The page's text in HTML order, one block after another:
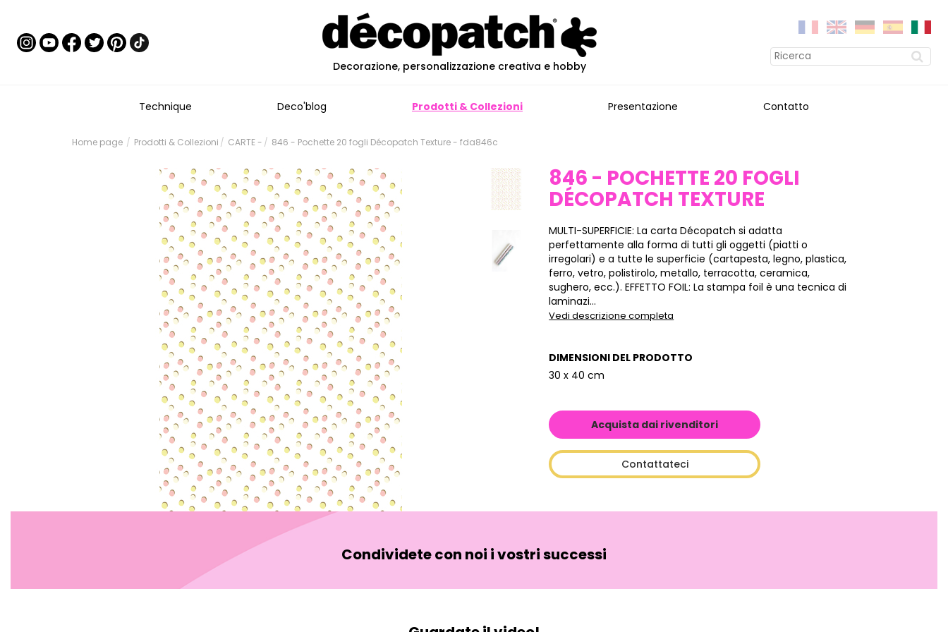
Decorazione, personalizzazione creativa e hobby
Technique Deco'blog Prodotti & Collezioni Presentazione Contatto
Home page Prodotti & Collezioni CARTE - 846 - Pochette 20 fogli Décopatch Texture - fda846c
846 - POCHETTE 20 FOGLI
DÉCOPATCH TEXTURE
MULTI-SUPERFICIE: La carta Décopatch si adatta
perfettamente alla forma di tutti gli oggetti (piatti o
irregolari) e a tutte le superficie (cartapesta, legno, plastica,
ferro, vetro, polistirolo, metallo, terracotta, ceramica,
sughero, ecc.). EFFETTO FOIL: La stampa foil è una tecnica di
laminazi...
Vedi descrizione completa
DIMENSIONI DEL PRODOTTO
30 x 40 cm
Acquista dai rivenditori
Contattateci
Condividete con noi i vostri successi